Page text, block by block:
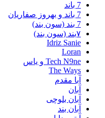
7 باند
7 باند و بهروز صفاریان
7 بند (سون بند)
۷بند (سون بند)
Idriz Sanie
Loran
Tech N9ne و یاس
The Ways
آبا مقدم
آبان
آبان بلوچی
آبان بند